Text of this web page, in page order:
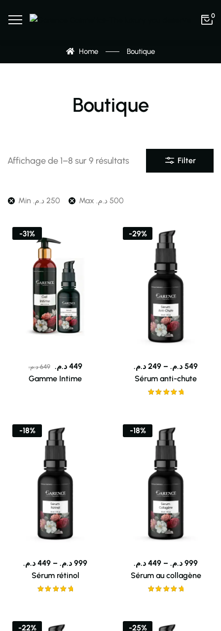
0
Home Boutique
Boutique
Affichage de 1–8 sur 9 résultats Filter
Min 250 د.م. Max 500 د.م.
-31%
649 د.م. 449 د.م.
Gamme Intime
-29%
249 د.م. – 549 د.م.
Sérum anti-chute
-18%
449 د.م. – 999 د.م.
Sérum rétinol
-18%
449 د.م. – 999 د.م.
Sérum au collagène
-22% -25%